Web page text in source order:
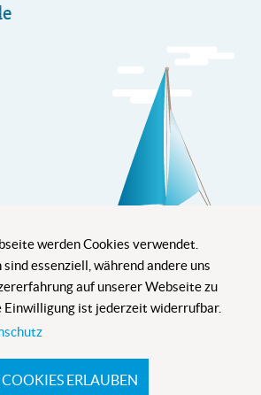
werden Cookies verwendet.
sind essenziell, während andere uns
auf unserer Webseite zu
Einwilligung ist jederzeit widerrufbar.
COOKIES ERLAUBEN